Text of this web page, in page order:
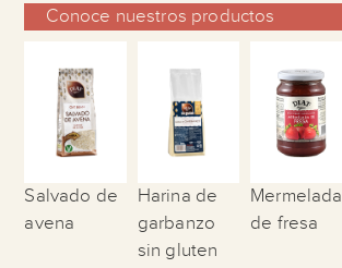
Conoce nuestros productos
Salvado de
avena
Harina de
garbanzo
sin gluten
Mermelada
de fresa